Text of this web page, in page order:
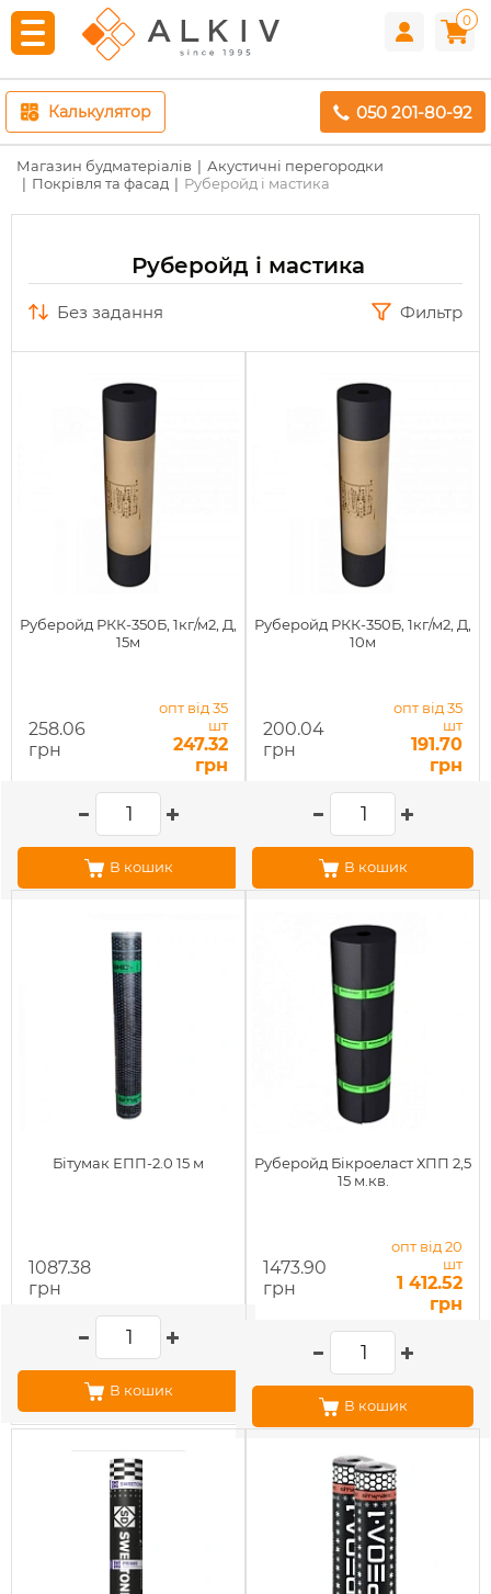
0
Калькулятор 050 201-80-92
Магазин будматеріалів
Акустичні перегородки
Покрівля та фасад
Руберойд і мастика
Руберойд і мастика
без задання Фильтр
Руберойд РКК-350Б, 1кг/м2, Д,
15м
258.06
грн
опт від 35
шт
247.32
грн
В кошик
Руберойд РКК-350Б, 1кг/м2, Д,
10м
200.04
грн
опт від 35
шт
191.70
грн
В кошик
Бітумак ЕПП-2.0 15 м
1087.38
грн
В кошик
Руберойд Бікроеласт ХПП 2,5
15 м.кв.
1473.90
грн
опт від 20
шт
1 412.52
грн
В кошик